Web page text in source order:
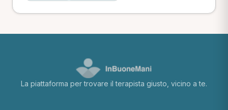
La piattaforma per trovare il terapista giusto, vicino a te.